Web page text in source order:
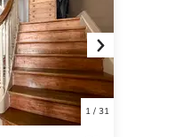
Next
1/ 31